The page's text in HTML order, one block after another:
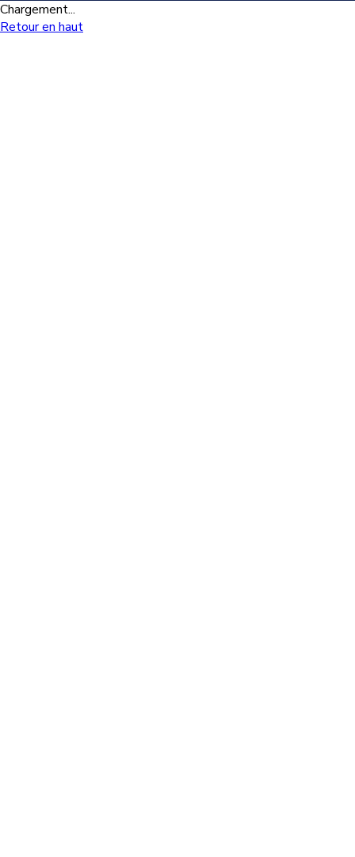
Chargement...
Retour en haut